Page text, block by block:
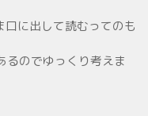
に出して読むってのも
るのでゆっくり考えま